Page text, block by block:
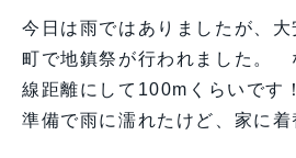
今日は雨ではありましたが、
町で地鎮祭が行われました。
線距離にして100mくらいです
準備で雨に濡れたけど、家に